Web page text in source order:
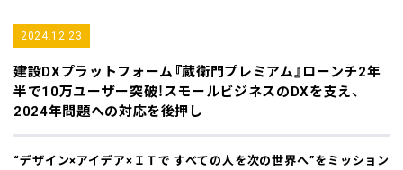
2024.12.23
建設DXプラットフォーム『蔵衛門プレミアム』ローンチ2年
半で10万ユーザー突破！スモールビジネスのDXを支え、
2024年問題への対応を後押し
“デザイン×アイデア×ＩＴで すべての人を次の世界へ”をミッション